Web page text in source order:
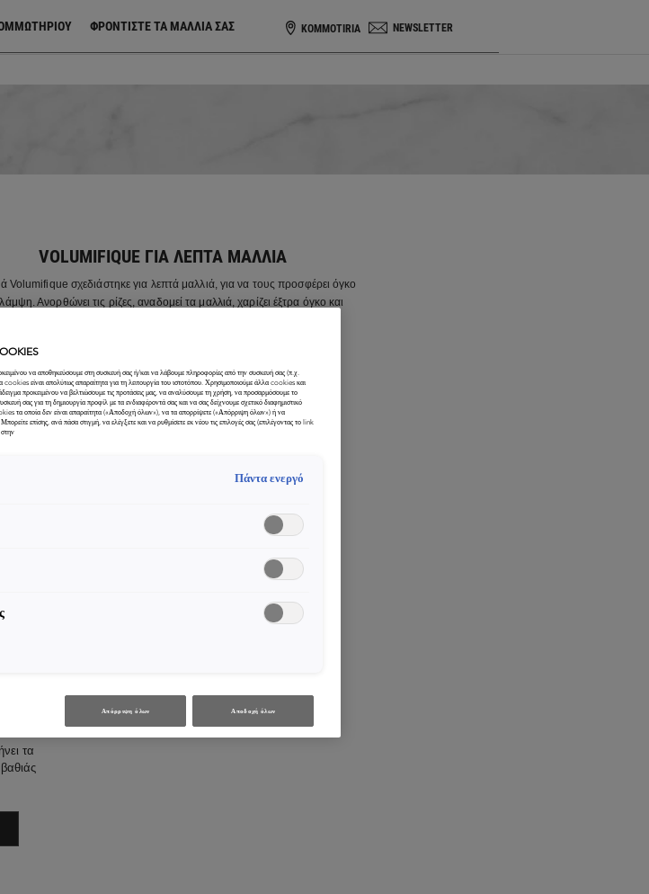
ΦΡΟΝΤΊΣΤΕ ΤΑ ΜΑΛΛΙΆ ΣΑΣ KOMMOTIRIA NEWSLETTER
VOLUMIFIQUE ΓΙΑ ΛΕΠΤΆ ΜΑΛΛΙΆ
Volumifique σχεδιάστηκε για λεπτά μαλλιά, για να τους προσφέρει όγκο
Ανορθώνει τις ρίζες, αναδομεί τα μαλλιά, χαρίζει έξτρα όγκο και
τα
να αποθηκεύσουμε στη συσκευή σας ή/και να λάβουμε πληροφορίες από την συσκευή σας (π.χ.
είναι απολύτως απαραίτητα για τη λειτουργία του ιστοτόπου. Χρησιμοποιούμε άλλα cookies και
προκειμένου να βελτιώσουμε τις προτάσεις μας, να αναλύσουμε τη χρήση, να προσαρμόσουμε το
σας για τη δημιουργία προφίλ με τα ενδιαφέροντά σας και να σας δείχνουμε σχετικό διαφημιστικό
τα οποία δεν είναι απαραίτητα («Αποδοχή όλων»), να τα απορρίψετε («Απόρριψη όλων») ή να
επίσης, ανά πάσα στιγμή, να ελέγξετε και να ρυθμίσετε εκ νέου τις επιλογές σας (επιλέγοντας το link
στην
Πάντα ενεργό
Απόρριψη όλων Αποδοχή όλων